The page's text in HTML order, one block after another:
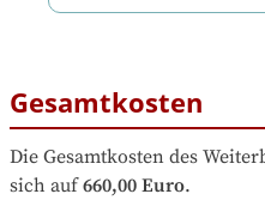
Gesamtkosten
Die Gesamtkosten des
sich auf 660,00 Euro.